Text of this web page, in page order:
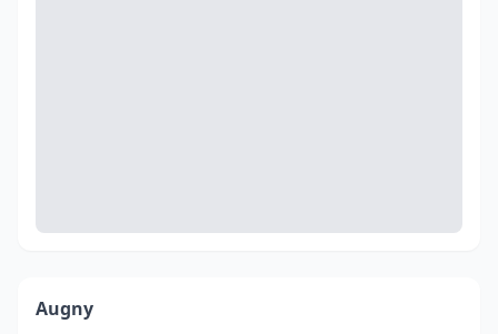
Augny